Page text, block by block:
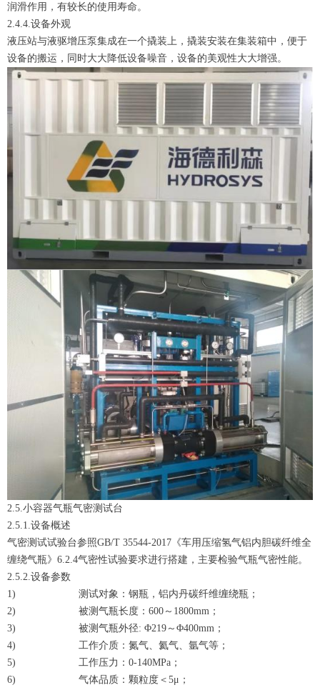
润滑作用，有较长的使用寿命。
2.4.4.设备外观
液压站与液驱增压泵集成在一个撬装上，撬装安装在集装箱中，便于
设备的搬运，同时大大降低设备噪音，设备的美观性大大增强。
2.5.小容器气瓶气密测试台
2.5.1.设备概述
气密测试试验台参照GB/T 35544-2017《车用压缩氢气铝内胆碳纤维全
缠绕气瓶》6.2.4气密性试验要求进行搭建，主要检验气瓶气密性能。
2.5.2.设备参数
1) 测试对象：钢瓶，铝内丹碳纤维缠绕瓶；
2) 被测气瓶长度：600～1800mm；
3) 被测气瓶外径: Φ219～Φ400mm；
4) 工作介质：氮气、氦气、氩气等；
5) 工作压力：0-140MPa；
6) 气体品质：颗粒度＜5μ；